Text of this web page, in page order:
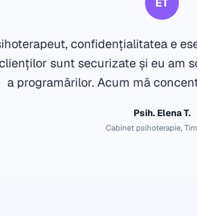
confidențialitatea e
sunt securizate și eu am
a programărilor. Acum mă
Psih. Elena T.
Cabinet psihoterapie,